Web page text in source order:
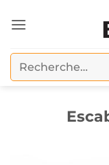
au
Recherche
pour :